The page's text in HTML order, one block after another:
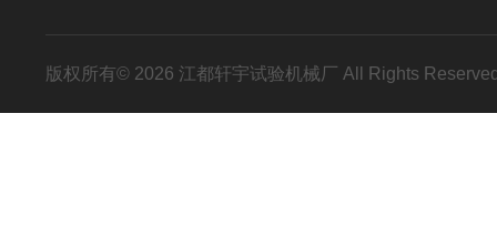
版权所有© 2026 江都轩宇试验机械厂 All Rights